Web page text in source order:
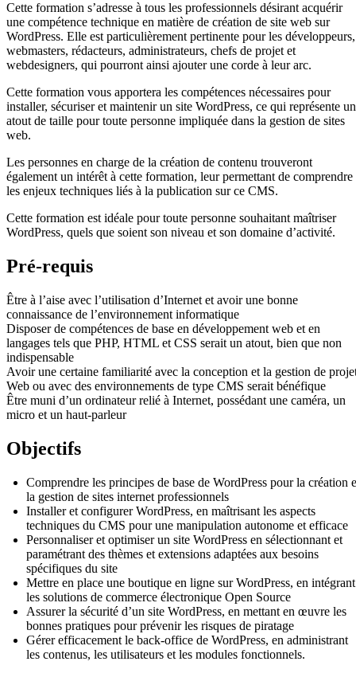
Cette formation s’adresse à tous les professionnels désirant acquérir
une compétence technique en matière de création de site web sur
WordPress. Elle est particulièrement pertinente pour les développeurs,
webmasters, rédacteurs, administrateurs, chefs de projet et
webdesigners, qui pourront ainsi ajouter une corde à leur arc.
Cette formation vous apportera les compétences nécessaires pour
installer, sécuriser et maintenir un site WordPress, ce qui représente un
atout de taille pour toute personne impliquée dans la gestion de sites
web.
Les personnes en charge de la création de contenu trouveront
également un intérêt à cette formation, leur permettant de comprendre
les enjeux techniques liés à la publication sur ce CMS.
Cette formation est idéale pour toute personne souhaitant maîtriser
WordPress, quels que soient son niveau et son domaine d’activité.
Pré-requis
Être à l’aise avec l’utilisation d’Internet et avoir une bonne
connaissance de l’environnement informatique
Disposer de compétences de base en développement web et en
langages tels que PHP, HTML et CSS serait un atout, bien que non
indispensable
Avoir une certaine familiarité avec la conception et la gestion de
Web ou avec des environnements de type CMS serait bénéfique
Être muni d’un ordinateur relié à Internet, possédant une caméra, un
micro et un haut-parleur
Objectifs
Comprendre les principes de base de WordPress pour la création
la gestion de sites internet professionnels
Installer et configurer WordPress, en maîtrisant les aspects
techniques du CMS pour une manipulation autonome et efficace
Personnaliser et optimiser un site WordPress en sélectionnant et
paramétrant des thèmes et extensions adaptées aux besoins
spécifiques du site
Mettre en place une boutique en ligne sur WordPress, en intégrant
les solutions de commerce électronique Open Source
Assurer la sécurité d’un site WordPress, en mettant en œuvre les
bonnes pratiques pour prévenir les risques de piratage
Gérer efficacement le back-office de WordPress, en administrant
les contenus, les utilisateurs et les modules fonctionnels.